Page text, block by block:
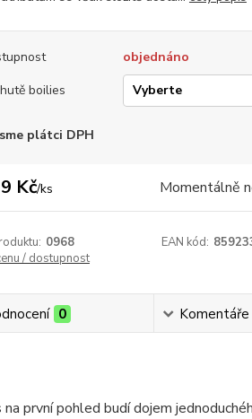
objednáno
boilies
plátci DPH
Kč/ks Momentálně
0968 EAN kód:
/ dostupnost
0 Komentáře
první pohled budí dojem